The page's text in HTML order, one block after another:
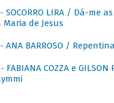
SOCORRO LIRA / Dá-me
de Jesus
ANA BARROSO / Repentina
FABIANA COZZA e GILSON